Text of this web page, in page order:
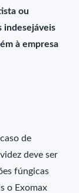
ou
indesejáveis
à empresa
de
deve ser
fúngicas
o Exomax